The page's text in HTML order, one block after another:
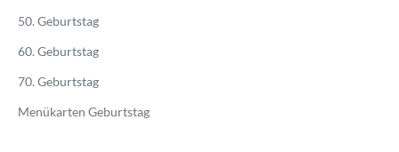
50. Geburtstag
60. Geburtstag
70. Geburtstag
Menükarten Geburtstag